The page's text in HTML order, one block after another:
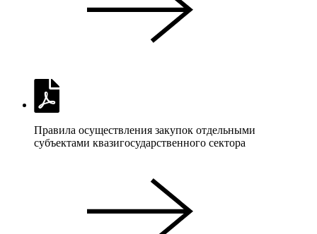
Правила осуществления закупок отдельными
субъектами квазигосударственного сектора